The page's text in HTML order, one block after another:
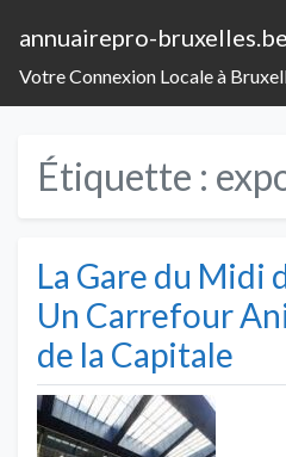
annuairepro-bruxelles.be
Votre Connexion Locale à
Étiquette :
La Gare du Midi
Un Carrefour
de la Capitale